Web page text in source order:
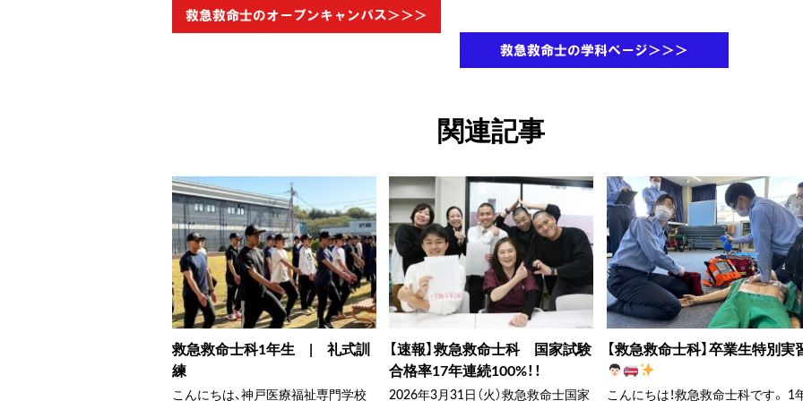
関連記事
救急救命士科1年生 | 礼式訓
練
こんにちは、神戸医療福祉専門学校
【速報】救急救命士科 国家試験
合格率17年連続100%！！
2026年3月31日（火）救急救命士国家
【救急救命士科】卒業生特別実
こんにちは！救急救命士科です。 1